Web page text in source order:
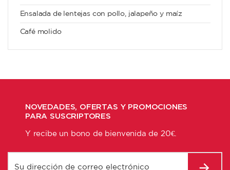
Ensalada de lentejas con pollo, jalapeño y maíz
Café molido
NOVEDADES, OFERTAS Y PROMOCIONES
PARA SUSCRIPTORES
Y recibe un bono de bienvenida de 20€.